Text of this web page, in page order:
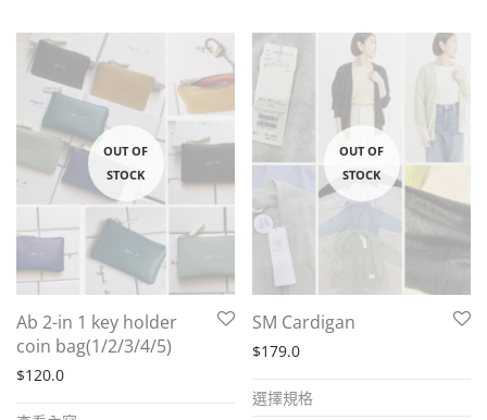
Ab 2-in 1 key holder
coin bag(1/2/3/4/5)
$120.0
SM Cardigan
$179.0
選擇規格
product